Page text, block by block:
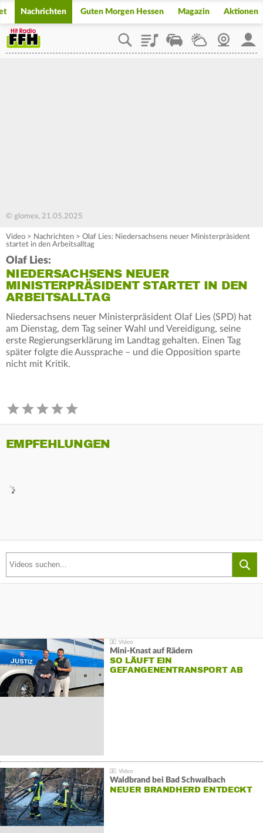
Nachrichten Guten Morgen Hessen Magazin Aktionen
PlaylistStaupilotWetterWebcam
© glomex, 21.05.2025
Video > Nachrichten > Olaf Lies: Niedersachsens neuer Ministerpräsident
startet in den Arbeitsalltag
Olaf Lies:
NIEDERSACHSENS NEUER
MINISTERPRÄSIDENT STARTET IN DEN
ARBEITSALLTAG
Niedersachsens neuer Ministerpräsident Olaf Lies (SPD) hat
am Dienstag, dem Tag seiner Wahl und Vereidigung, seine
erste Regierungserklärung im Landtag gehalten. Einen Tag
später folgte die Aussprache – und die Opposition sparte
nicht mit Kritik.
EMPFEHLUNGEN
Mini-Knast auf Rädern
SO LÄUFT EIN
GEFANGENENTRANSPORT AB
Waldbrand bei Bad Schwalbach
NEUER BRANDHERD ENTDECKT